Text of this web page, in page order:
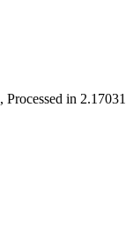
, Processed in